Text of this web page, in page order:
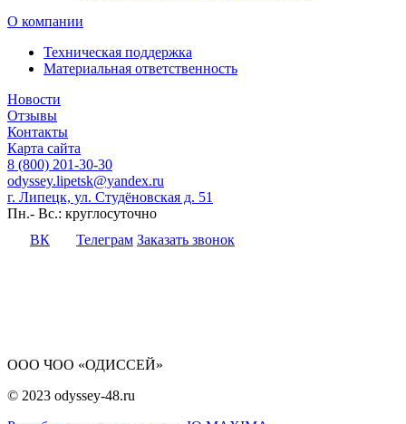
О компании
Техническая поддержка
Материальная ответственность
Новости
Отзывы
Контакты
Карта сайта
8 (800) 201-30-30
odyssey.lipetsk@yandex.ru
г. Липецк, ул. Студёновская д. 51
Пн.- Вс.: круглосуточно
ВК
Телеграм Заказать звонок
ООО ЧОО «ОДИССЕЙ»
© 2023 odyssey-48.ru